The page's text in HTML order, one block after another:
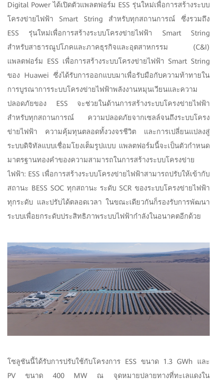
Digital Power ได้เปิดตัวแพลตฟอร์ม ESS รุ่นใหม่เพื่อการสร้างระบบ
โครงข่ายไฟฟ้า Smart String สำหรับทุกสถานการณ์ ซึ่งรวมถึง
ESS รุ่นใหม่เพื่อการสร้างระบบโครงข่ายไฟฟ้า Smart String
สำหรับสาธารณูปโภคและภาคธุรกิจและอุตสาหกรรม (C&I)
แพลตฟอร์ม ESS เพื่อการสร้างระบบโครงข่ายไฟฟ้า Smart String
ของ Huawei ซึ่งได้รับการออกแบบมาเพื่อรับมือกับความท้าทายใน
การบูรณาการระบบโครงข่ายไฟฟ้าพลังงานหมุนเวียนและความ
ปลอดภัยของ ESS จะช่วยในด้านการสร้างระบบโครงข่ายไฟฟ้า
สำหรับทุกสถานการณ์ ความปลอดภัยจากเซลล์จนถึงระบบโครง
ข่ายไฟฟ้า ความคุ้มทุนตลอดทั้งวงจรชีวิต และการเปลี่ยนแปลงสู่
ระบบดิจิทัลแบบเชื่อมโยงเต็มรูปแบบ แพลตฟอร์มนี้จะเป็นตัวกำหนด
มาตรฐานทองคำของความสามารถในการสร้างระบบโครงข่าย
ไฟฟ้า: ESS เพื่อการสร้างระบบโครงข่ายไฟฟ้าสามารถปรับให้เข้ากับ
สถานะ BESS SOC ทุกสถานะ ระดับ SCR ของระบบโครงข่ายไฟฟ้า
ทุกระดับ และปรับได้ตลอดเวลา ในขณะเดียวกันก็รองรับการพัฒนา
ระบบเพื่อยกระดับประสิทธิภาพระบบไฟฟ้ากำลังในอนาคตอีกด้วย
โซลูชันนี้ได้รับการปรับใช้กับโครงการ ESS ขนาด 1.3 GWh และ
PV ขนาด 400 MW ณ จุดหมายปลายทางที่ทะเลแดงใน